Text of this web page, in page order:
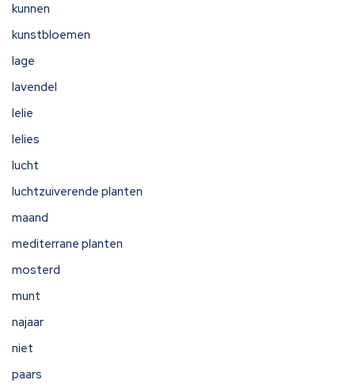
kunnen
kunstbloemen
lage
lavendel
lelie
lelies
lucht
luchtzuiverende planten
maand
mediterrane planten
mosterd
munt
najaar
niet
paars